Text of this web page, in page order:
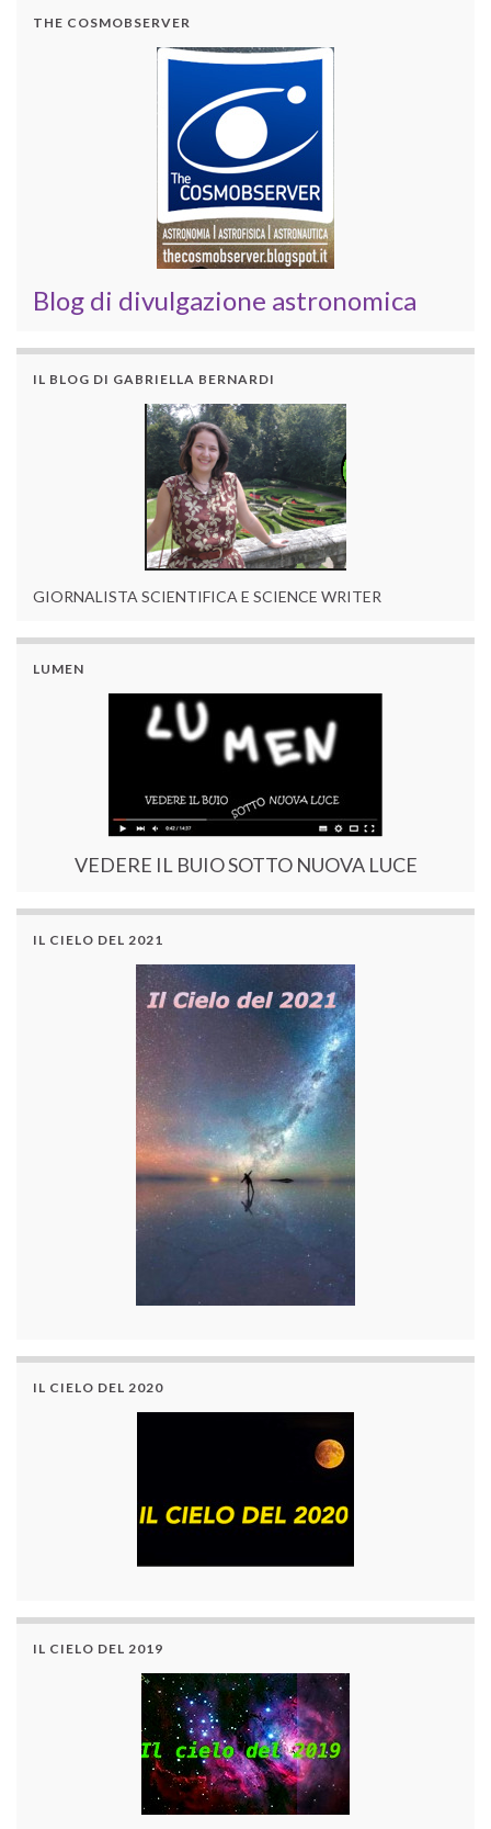
THE COSMOBSERVER
Blog di divulgazione astronomica
IL BLOG DI GABRIELLA BERNARDI
GIORNALISTA SCIENTIFICA E SCIENCE WRITER
LUMEN
VEDERE IL BUIO SOTTO NUOVA LUCE
IL CIELO DEL 2021
IL CIELO DEL 2020
IL CIELO DEL 2019